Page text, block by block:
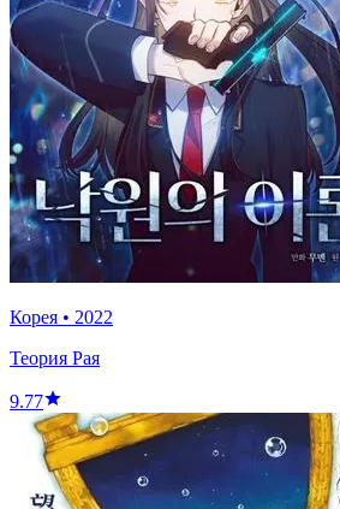
Корея • 2022
Теория Рая
9.77